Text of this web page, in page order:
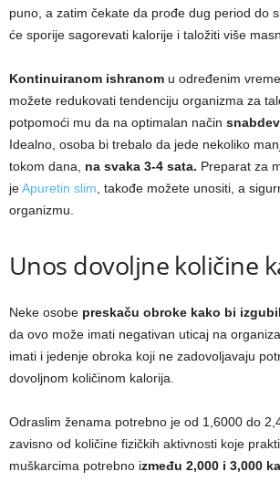
puno, a zatim čekate da prođe dug period do
će sporije sagorevati kalorije i taložiti više
Kontinuiranom ishranom u određenim
možete redukovati tendenciju organizma za
potpomoći mu da na optimalan način
Idealno, osoba bi trebalo da jede nekoliko
tokom dana, na svaka 3-4 sata. Preparat za
jeApuretin slim, takođe možete unositi, a
organizmu.
Unos dovoljne količine
Neke osobe preskaču obroke kako bi
da ovo može imati negativan uticaj na
imati i jedenje obroka koji ne zadovoljavaju
dovoljnom količinom kalorija.
Odraslim ženama potrebno je od 1,6000 do
zavisno od količine fizičkih aktivnosti koje
muškarcima potrebno između 2,000 i 3,000